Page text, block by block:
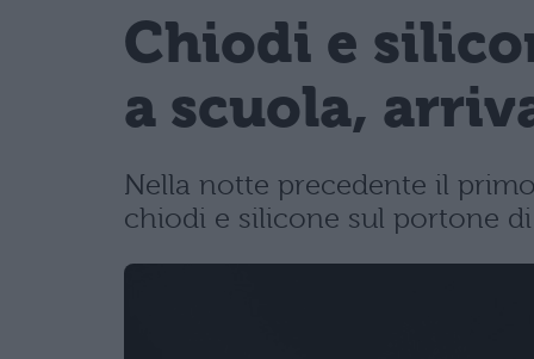
Chiodi e
a scuola,
Nella notte precedente il
chiodi e silicone sul portone